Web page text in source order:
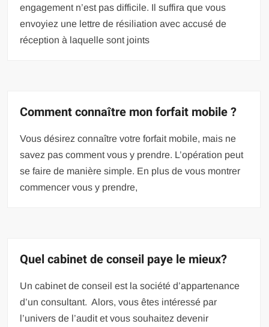
engagement n’est pas difficile. Il suffira que vous
envoyiez une lettre de résiliation avec accusé de
réception à laquelle sont joints
Comment connaître mon forfait mobile ?
Vous désirez connaître votre forfait mobile, mais ne
savez pas comment vous y prendre. L’opération peut
se faire de manière simple. En plus de vous montrer
commencer vous y prendre,
Quel cabinet de conseil paye le mieux?
Un cabinet de conseil est la société d’appartenance
d’un consultant. Alors, vous êtes intéressé par
l’univers de l’audit et vous souhaitez devenir